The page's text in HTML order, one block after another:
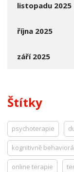
listopadu 2025
října 2025
září 2025
Štítky
psychoterapie
kognitivně
online terapie